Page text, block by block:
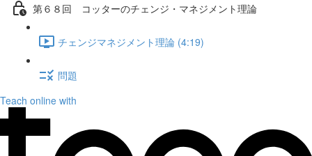
第６８回 コッターのチェンジ・マネジメント理論
チェンジマネジメント理論 (4:19)
問題
Teach online with